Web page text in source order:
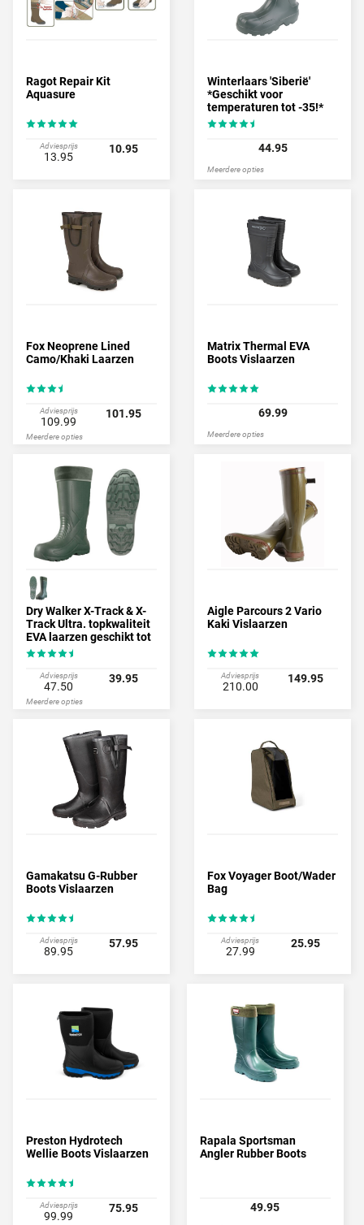
Ragot Repair Kit
Aquasure
Adviesprijs
13.95
10.95
Winterlaars 'Siberië'
*Geschikt voor
temperaturen tot -35!*
44.95
Meerdere opties
Fox Neoprene Lined
Camo/Khaki Laarzen
Adviesprijs
109.99
101.95
Meerdere opties
Matrix Thermal EVA
Boots Vislaarzen
69.99
Meerdere opties
Dry Walker X-Track & X-
Track Ultra. topkwaliteit
EVA laarzen geschikt tot
-40°
Adviesprijs
47.50
39.95
Meerdere opties
Aigle Parcours 2 Vario
Kaki Vislaarzen
Adviesprijs
210.00
149.95
Gamakatsu G-Rubber
Boots Vislaarzen
Adviesprijs
89.95
57.95
Fox Voyager Boot/Wader
Bag
Adviesprijs
27.99
25.95
Preston Hydrotech
Wellie Boots Vislaarzen
Adviesprijs
99.99
75.95
Rapala Sportsman
Angler Rubber Boots
49.95